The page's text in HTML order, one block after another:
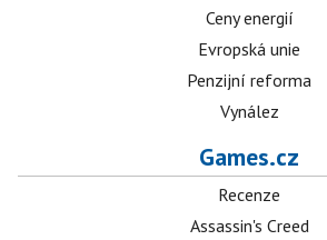
Ceny energií
Evropská unie
Penzijní reforma
Vynález
Games.cz
Recenze
Assassin's Creed